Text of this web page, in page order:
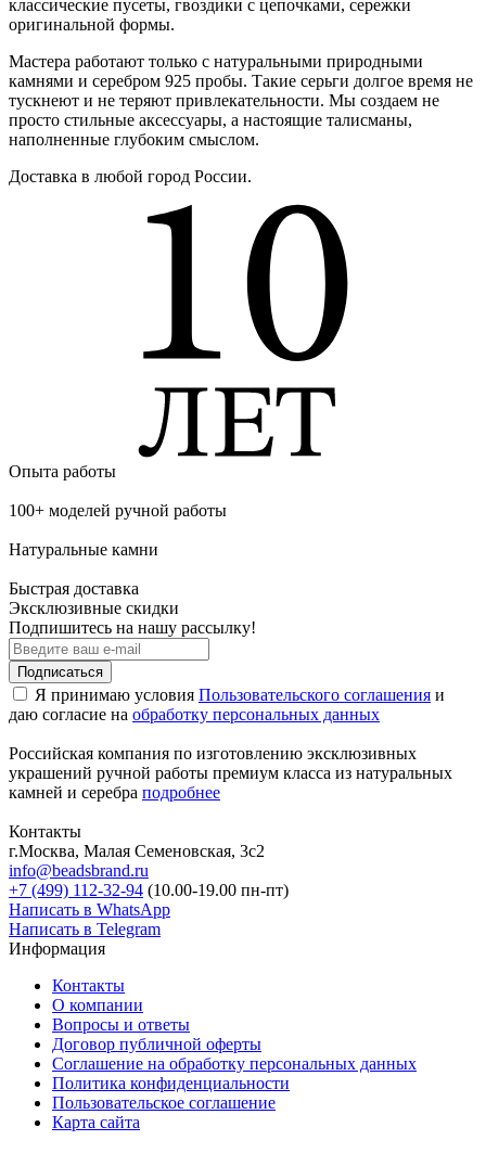
классические пусеты, гвоздики с цепочками, сережки
оригинальной формы.
Мастера работают только с натуральными природными
камнями и серебром 925 пробы. Такие серьги долгое время не
тускнеют и не теряют привлекательности. Мы создаем не
просто стильные аксессуары, а настоящие талисманы,
наполненные глубоким смыслом.
Доставка в любой город России.
Опыта работы
100+ моделей ручной работы
Натуральные камни
Быстрая доставка
Эксклюзивные скидки
Подпишитесь на нашу рассылку!
Подписаться
Я принимаю условия Пользовательского соглашения и
даю согласие на обработку персональных данных
Российская компания по изготовлению эксклюзивных
украшений ручной работы премиум класса из натуральных
камней и серебра подробнее
Контакты
г.Москва, Малая Семеновская, 3с2
info@beadsbrand.ru
+7 (499) 112-32-94 (10.00-19.00 пн-пт)
Написать в WhatsApp
Написать в Telegram
Информация
Контакты
О компании
Вопросы и ответы
Договор публичной оферты
Соглашение на обработку персональных данных
Политика конфиденциальности
Пользовательское соглашение
Карта сайта